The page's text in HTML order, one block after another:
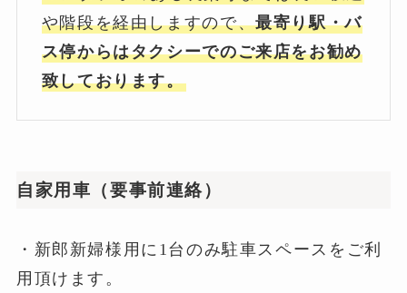
や階段を経由しますので、最寄り駅・バ
ス停からはタクシーでのご来店をお勧め
致しております。
自家用車（要事前連絡）
・新郎新婦様用に1台のみ駐車スペースをご利
用頂けます。